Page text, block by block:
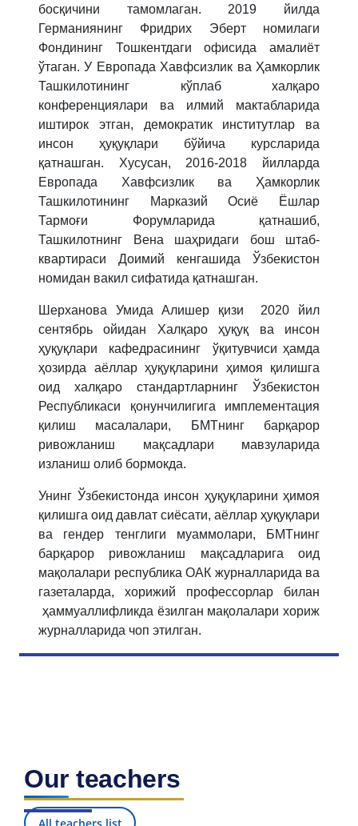
босқичини тамомлаган. 2019 йилда
Германиянинг Фридрих Эберт номилаги
Фондининг Тошкентдаги офисида амалиёт
ўтаган. У Европада Хавфсизлик ва Ҳамкорлик
Ташкилотининг кўплаб халқаро
конференциялари ва илмий мактабларида
иштирок этган, демократик институтлар ва
инсон ҳуқуқлари бўйича курсларида
қатнашган. Хусусан, 2016-2018 йилларда
Европада Хавфсизлик ва Ҳамкорлик
Ташкилотининг Марказий Осиё Ёшлар
Тармоғи Форумларида қатнашиб,
Ташкилотнинг Вена шаҳридаги бош штаб-
квартираси Доимий кенгашида Ўзбекистон
номидан вакил сифатида қатнашган.
Шерханова Умида Алишер қизи
2020 йил
сентябрь ойидан Халқаро ҳуқуқ ва инсон
ҳуқуқлари кафедрасининг ўқитувчиси ҳамда
ҳозирда аёллар ҳуқуқларини ҳимоя қилишга
оид халқаро стандартларнинг Ўзбекистон
Республикаси қонунчилигига имплементация
қилиш масалалари, БМТнинг барқарор
ривожланиш мақсадлари мавзуларида
изланиш олиб бормокда.
Унинг Ўзбекистонда инсон ҳуқуқларини ҳимоя
қилишга оид давлат сиёсати, аёллар ҳуқуқлари
ва гендер тенглиги муаммолари, БМТнинг
барқарор ривожланиш мақсадларига оид
мақолалари республика ОАК журналларида ва
газеталарда, хорижий профессорлар билан
ҳаммуаллифликда ёзилган мақолалари хориж
журналларида чоп этилган.
Our teachers